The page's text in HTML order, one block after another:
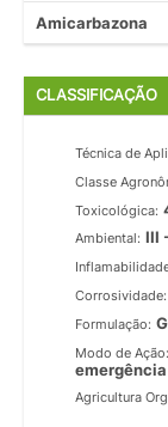
Amicarbazona
CLASSIFICAÇÃO
Técnica de
Classe
Toxicológica:
Ambiental: III
Corrosividade:
Formulação:
Modo de Ação:
emergência
Agricultura